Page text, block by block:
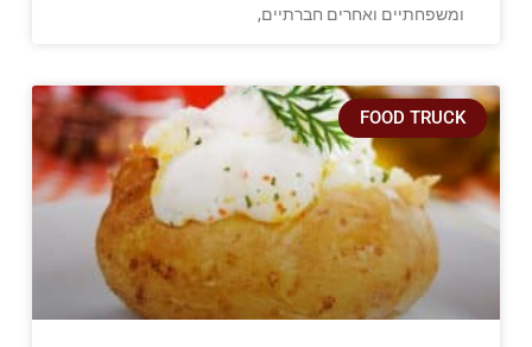
ומשפחתיים ואחרים חברתיים,
FOOD TRUCK